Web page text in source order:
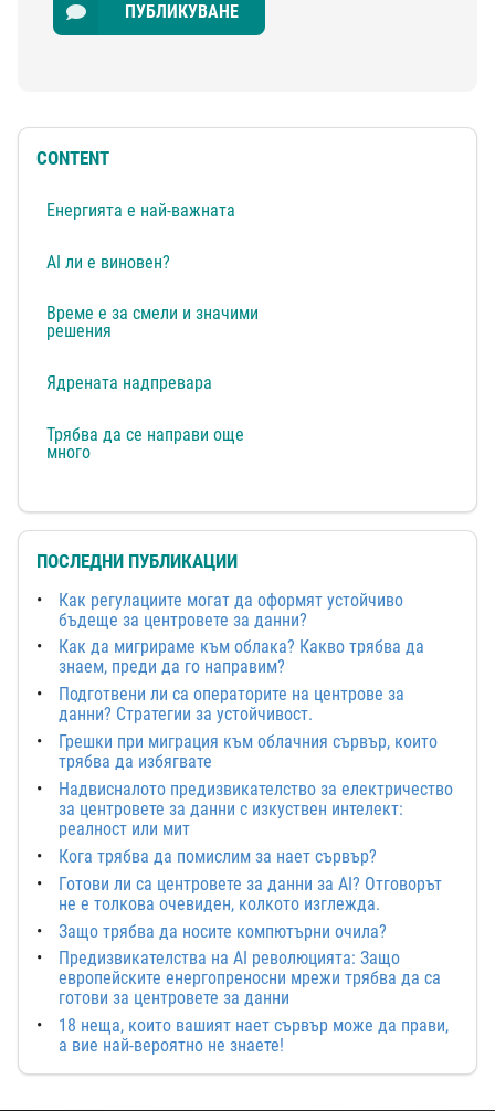
ПУБЛИКУВАНЕ
CONTENT
Енергията е най-важната
AI ли е виновен?
Време е за смели и значими
решения
Ядрената надпревара
Трябва да се направи още
много
ПОСЛЕДНИ ПУБЛИКАЦИИ
Как регулациите могат да оформят устойчиво
бъдеще за центровете за данни?
Как да мигрираме към облака? Какво трябва да
знаем, преди да го направим?
Подготвени ли са операторите на центрове за
данни? Стратегии за устойчивост.
Грешки при миграция към облачния сървър, които
трябва да избягвате
Надвисналото предизвикателство за електричество
за центровете за данни с изкуствен интелект:
реалност или мит
Кога трябва да помислим за нает сървър?
Готови ли са центровете за данни за AI? Отговорът
не е толкова очевиден, колкото изглежда.
Защо трябва да носите компютърни очила?
Предизвикателства на AI революцията: Защо
европейските енергопреносни мрежи трябва да са
готови за центровете за данни
18 неща, които вашият нает сървър може да прави,
а вие най-вероятно не знаете!